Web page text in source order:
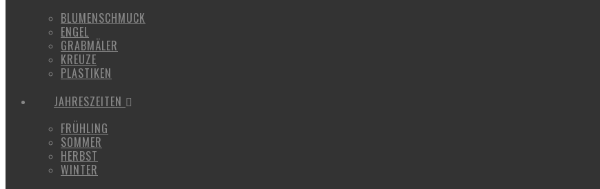
BLUMENSCHMUCK
ENGEL
GRABMÄLER
KREUZE
PLASTIKEN
JAHRESZEITEN
FRÜHLING
SOMMER
HERBST
WINTER